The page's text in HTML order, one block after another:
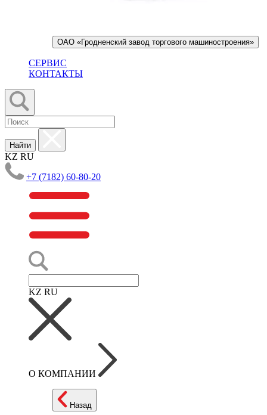
ОАО «Гродненский завод торгового машиностроения»
СЕРВИС
КОНТАКТЫ
Найти
KZ RU
+7 (7182) 60-80-20
KZ RU
О КОМПАНИИ
Назад